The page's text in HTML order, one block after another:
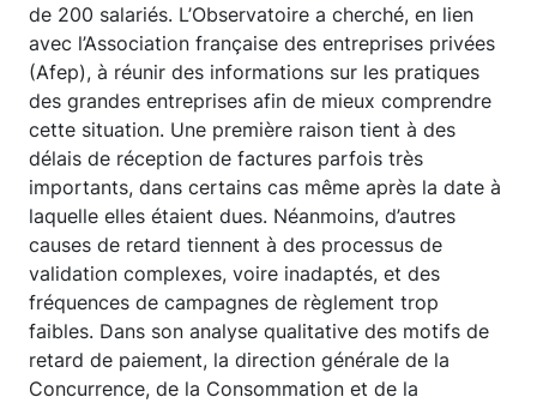
de 200 salariés. L’Observatoire a cherché, en lien
avec l’Association française des entreprises privées
(Afep), à réunir des informations sur les pratiques
des grandes entreprises afin de mieux comprendre
cette situation. Une première raison tient à des
délais de réception de factures parfois très
importants, dans certains cas même après la date à
laquelle elles étaient dues. Néanmoins, d’autres
causes de retard tiennent à des processus de
validation complexes, voire inadaptés, et des
fréquences de campagnes de règlement trop
faibles. Dans son analyse qualitative des motifs de
retard de paiement, la direction générale de la
Concurrence, de la Consommation et de la